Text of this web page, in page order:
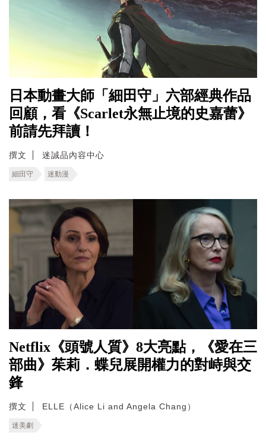
日本動畫大師「細田守」六部經典作品
回顧，看《Scarlet永無止境的史嘉蕾》
前請先拜讀！
撰文 迷誠品內容中心
細田守 迷動漫
Netflix《頭號人質》8大亮點，《愛在三
部曲》茱莉．蝶兒展開權力的對峙與交
鋒
撰文 ELLE（Alice Li and Angela Chang）
迷美劇